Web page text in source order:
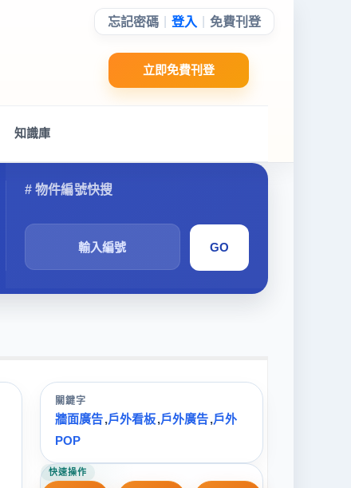
立即免費刊登
忘記密碼 登入 免費刊登
知識庫
尋
關鍵字
牆面廣告,戶外看板,戶外廣告,戶外
POP
快速操作